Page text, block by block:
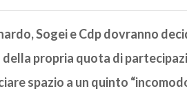
Sogei e Cdp dovranno
della propria quota di
spazio a un quinto